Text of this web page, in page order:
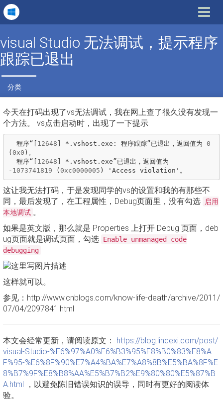
Toggle
visual Studio 无法调试，提示程序
跟踪已退出
分类
今天在打码出现了vs无法调试，我在网上查了很久没有发现一
个方法。 vs点击启动时，出现了一下提示
程序“ [ 12648 ] *. vshost . exe : 程序跟踪”已退出，返回值为
0
( 0x0 ) 。
程序“ [ 12648 ] *. vshost . exe”已退出，返回值为
- 1073741819 ( 0xc0000005 ) ' Access violation '。
这让我无法打码，于是发现同学的vs的设置和我的有那些不
同，最后发现了，在工程属性，Debug页面里，没有勾选
启用
本地调试 。
如果是英文版，那么就是 Properties 上打开 Debug 页面，deb
ug页面就是调试页面，勾选 Enable unmanaged code
debugging
这样就可以。
参见：http://www.cnblogs.com/know-life-death/archive/2011/
07/04/2097841.html
本文会经常更新，请阅读原文： https://blog.lindexi.com/post/
visual-Studio-%E6%97%A0%E6%B3%95%E8%B0%83%E8%A
F%95-%E6%8F%90%E7%A4%BA%E7%A8%8B%E5%BA%8F%E
8%B7%9F%E8%B8%AA%E5%B7%B2%E9%80%80%E5%87%B
A.html ，以避免陈旧错误知识的误导，同时有更好的阅读体
验。